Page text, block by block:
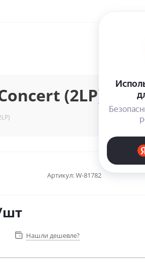
(2LP)
Артикул:W-81782
Нашли дешевле?